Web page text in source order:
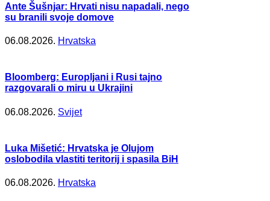
Ante Šušnjar: Hrvati nisu napadali, nego
su branili svoje domove
06.08.2026. Hrvatska
Bloomberg: Europljani i Rusi tajno
razgovarali o miru u Ukrajini
06.08.2026. Svijet
Luka Mišetić: Hrvatska je Olujom
oslobodila vlastiti teritorij i spasila BiH
06.08.2026. Hrvatska